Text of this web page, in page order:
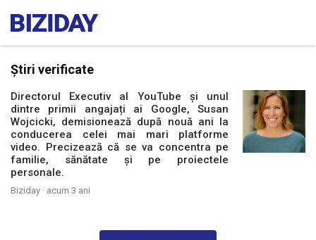
Știri verificate
Directorul Executiv al YouTube și unul
dintre primii angajați ai Google, Susan
Wojcicki, demisionează după nouă ani la
conducerea celei mai mari platforme
video. Precizează că se va concentra pe
familie, sănătate și pe proiectele
personale.
Biziday · acum 3 ani